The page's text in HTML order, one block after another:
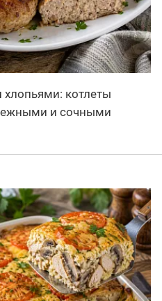
котлеты
и сочными